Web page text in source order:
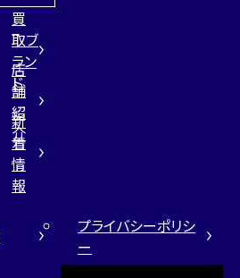
買
取ブ
ラン
ド
店
舗
紹
介
新
着
情
報
プライバシーポリシ
ー